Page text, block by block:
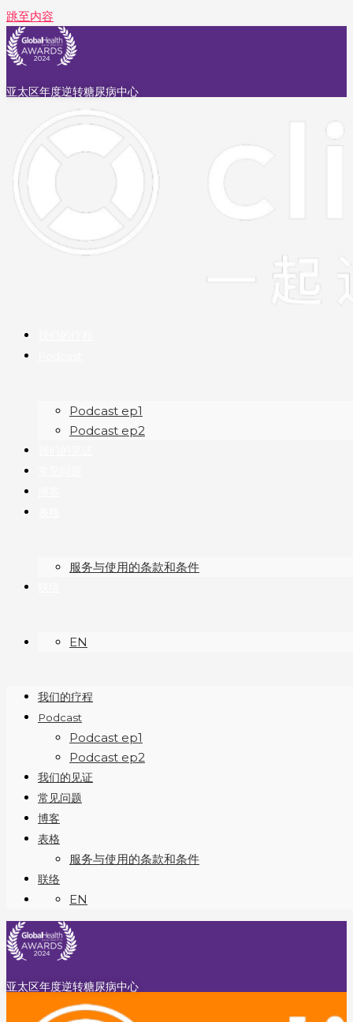
跳至内容
亚太区年度逆转糖尿病中心
Podcast ep1
Podcast ep2
服务与使用的条款和条件
EN
我们的疗程
Podcast
Podcast ep1
Podcast ep2
我们的见证
常见问题
博客
表格
服务与使用的条款和条件
联络
EN
亚太区年度逆转糖尿病中心